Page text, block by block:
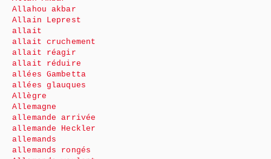
Allahou akbar
Allain Leprest
allait
allait cruchement
allait réagir
allait réduire
allées Gambetta
allées glauques
Allègre
Allemagne
allemande arrivée
allemande Heckler
allemands
allemands rongés